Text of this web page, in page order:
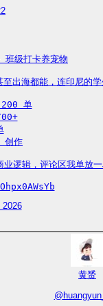
级打卡养宠物
出海都能，连印尼的
单
作
逻辑，评论区我单放
2026
黄赟
@